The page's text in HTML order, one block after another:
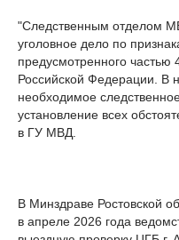
"Следственным отделом
уголовное дело по
предусмотренного частью
Российской Федерации. В
необходимое
установление всех
в ГУ МВД.
В Минздраве Ростовской
в апреле 2026 года